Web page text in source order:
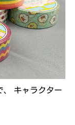
キャラクター